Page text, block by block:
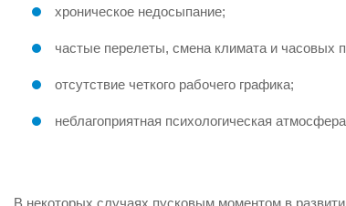
хроническое недосыпание;
частые перелеты, смена климата и часовых
отсутствие четкого рабочего графика;
неблагоприятная психологическая
В некоторых случаях пусковым моментом в